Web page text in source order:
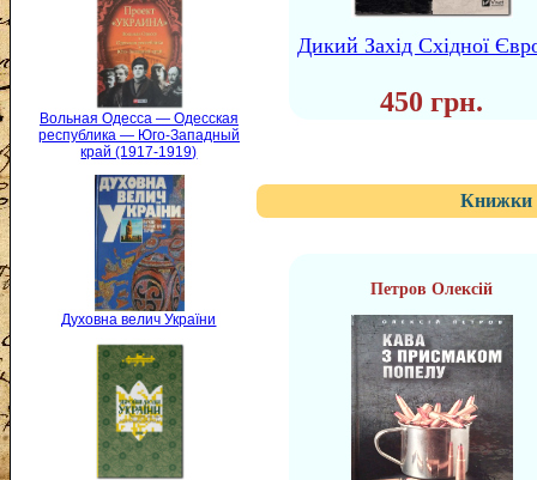
Вольная Одесса — Одесская
республика — Юго-Западный
край (1917-1919)
Духовна велич України
Дикий Захід Східної
450 грн.
Книжки
Петров Олексій